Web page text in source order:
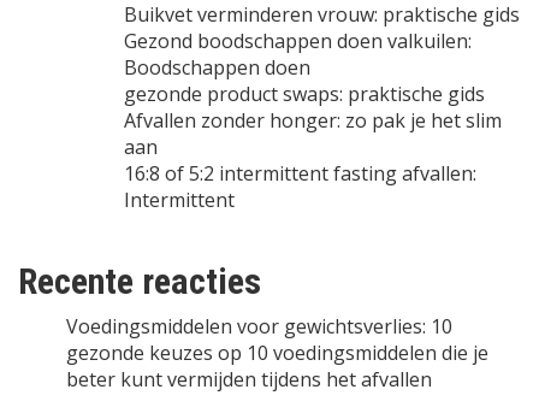
Buikvet verminderen vrouw: praktische gids
Gezond boodschappen doen valkuilen:
Boodschappen doen
gezonde product swaps: praktische gids
Afvallen zonder honger: zo pak je het slim
aan
16:8 of 5:2 intermittent fasting afvallen:
Intermittent
Recente reacties
Voedingsmiddelen voor gewichtsverlies: 10
gezonde keuzes op 10 voedingsmiddelen die je
beter kunt vermijden tijdens het afvallen